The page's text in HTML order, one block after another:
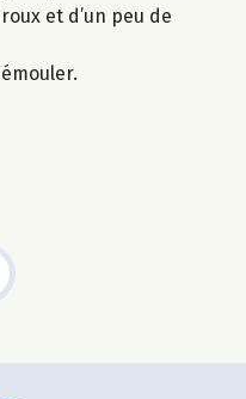
et d’un peu de